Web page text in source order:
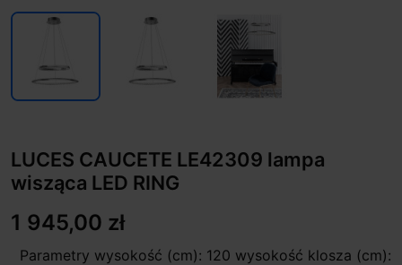
LUCES CAUCETE LE42309 lampa
wisząca LED RING
1 945,00 zł
Parametry wysokość (cm): 120 wysokość klosza (cm):